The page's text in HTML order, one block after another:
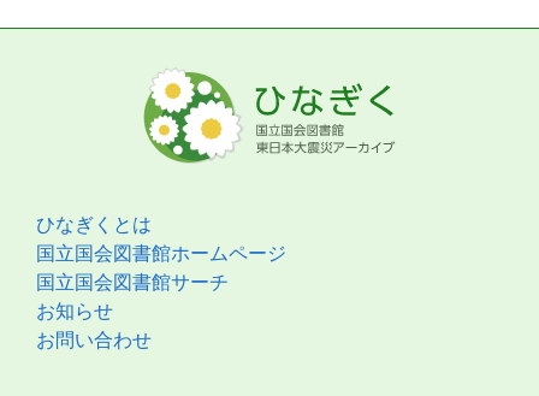
ひなぎくとは
国立国会図書館ホームページ
国立国会図書館サーチ
お知らせ
お問い合わせ